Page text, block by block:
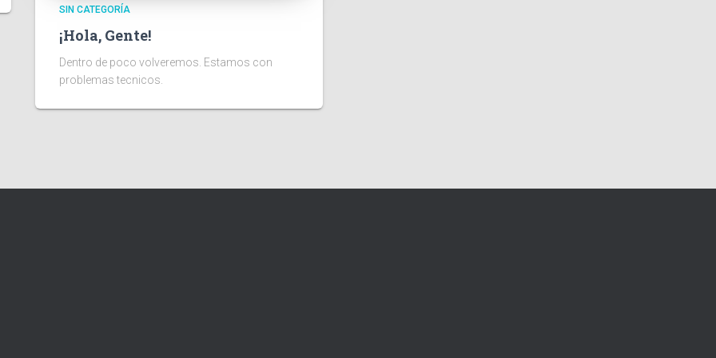
SIN CATEGORÍA
¡Hola, Gente!
Dentro de poco volveremos. Estamos con
problemas tecnicos.